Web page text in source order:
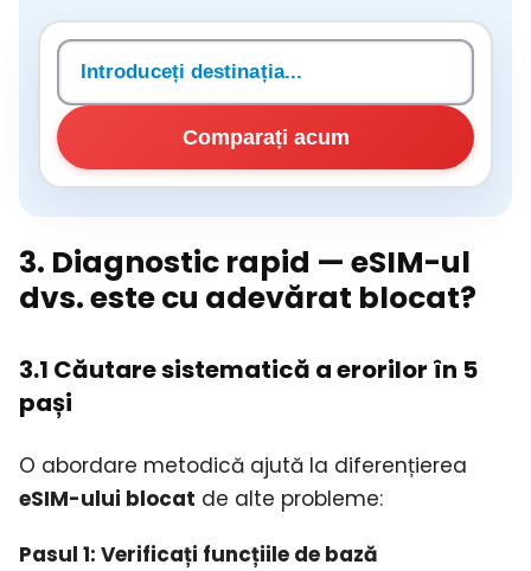
Căutați o destinație
Comparați acum
3. Diagnostic rapid — eSIM-ul
dvs. este cu adevărat blocat?
3.1 Căutare sistematică a erorilor în 5
pași
O abordare metodică ajută la diferențierea
eSIM-ului blocat de alte probleme:
Pasul 1: Verificați funcțiile de bază